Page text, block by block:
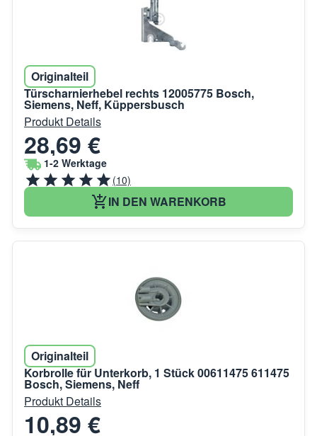
Originalteil
Türscharnierhebel rechts 12005775 Bosch,
Siemens, Neff, Küppersbusch
Produkt Details
28,69 €
1-2 Werktage
(10)
IN DEN WARENKORB
Originalteil
Korbrolle für Unterkorb, 1 Stück 00611475 611475
Bosch, Siemens, Neff
Produkt Details
10,89 €